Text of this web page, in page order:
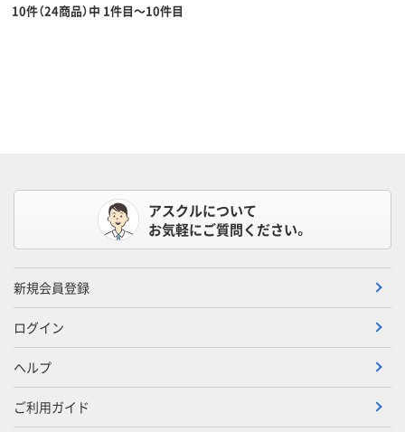
10件（24商品）中 1件目～10件目
アスクルについて
お気軽にご質問ください。
新規会員登録
ログイン
ヘルプ
ご利用ガイド